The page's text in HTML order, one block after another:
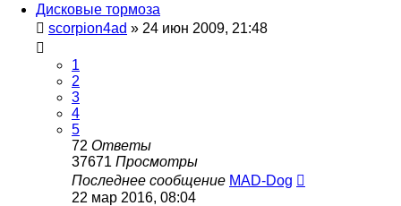
Дисковые тормоза
scorpion4ad » 24 июн 2009, 21:48
1
2
3
4
5
72 Ответы
37671 Просмотры
Последнее сообщение MAD-Dog
22 мар 2016, 08:04